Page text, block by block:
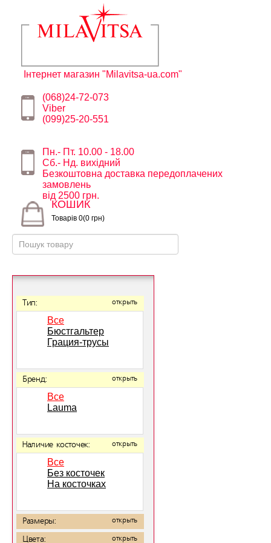
Інтернет магазин "Milavitsa-ua.com"
(068)24-72-073
Viber
(099)25-20-551
Пн.- Пт. 10.00 - 18.00
Сб.- Нд. вихідний
Безкоштовна доставка передоплачених
замовлень
від 2500 грн.
КОШИК
Товарів 0(0 грн)
Тип: открыть
Все
Бюстгальтер
Грация-трусы
Бренд: открыть
Все
Lauma
Наличие косточек: открыть
Все
Без косточек
На косточках
Размеры: открыть
Цвета: открыть